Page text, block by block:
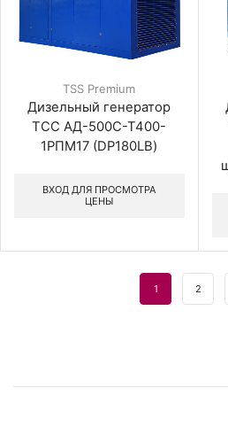
TSS Premium
Дизельный генератор
ТСС АД-500С-Т400-
1РПМ17 (DP180LB)
ВХОД ДЛЯ ПРОСМОТРА
ЦЕНЫ
1 2